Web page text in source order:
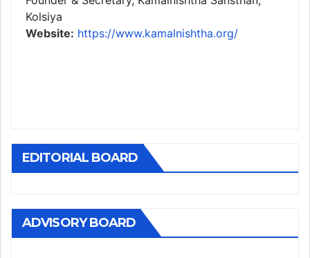
Kolsiya
Website: https://www.kamalnishtha.org/
EDITORIAL BOARD
ADVISORY BOARD